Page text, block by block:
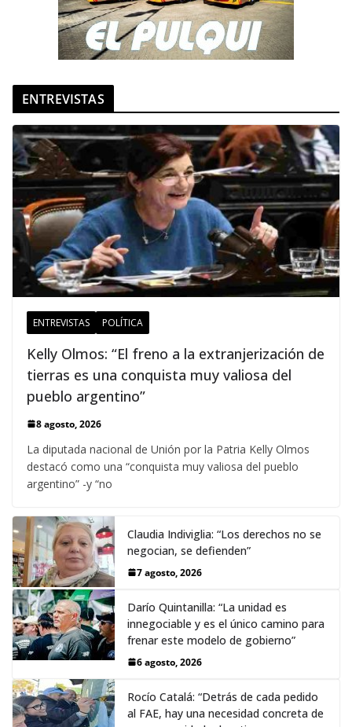
ENTREVISTAS
ENTREVISTAS POLÍTICA
Kelly Olmos: “El freno a la extranjerización de
tierras es una conquista muy valiosa del
pueblo argentino”
8 agosto, 2026
La diputada nacional de Unión por la Patria Kelly Olmos
destacó como una “conquista muy valiosa del pueblo
argentino” -y “no
Claudia Indiviglia: “Los derechos no se
negocian, se defienden”
7 agosto, 2026
Darío Quintanilla: “La unidad es
innegociable y es el único camino para
frenar este modelo de gobierno”
6 agosto, 2026
Rocío Catalá: “Detrás de cada pedido
al FAE, hay una necesidad concreta de